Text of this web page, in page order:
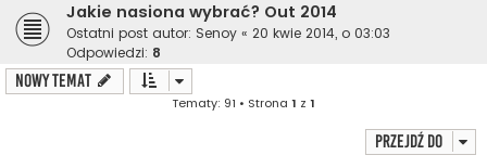
Jakie nasiona wybrać? Out 2014
Ostatni post autor: Senoy « 20 kwie 2014, o 03:03
Odpowiedzi: 8
NOWY TEMAT
Tematy: 91 • Strona 1 z 1
Przejdź do